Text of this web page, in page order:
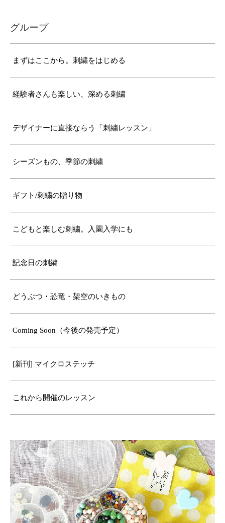
グループ
まずはここから。刺繍をはじめる
経験者さんも楽しい、深める刺繍
デザイナーに直接ならう「刺繍レッスン」
シーズンもの、季節の刺繍
ギフト/刺繍の贈り物
こどもと楽しむ刺繍。入園入学にも
記念日の刺繍
どうぶつ・恐竜・架空のいきもの
Coming Soon（今後の発売予定）
[新刊] マイクロステッチ
これから開催のレッスン